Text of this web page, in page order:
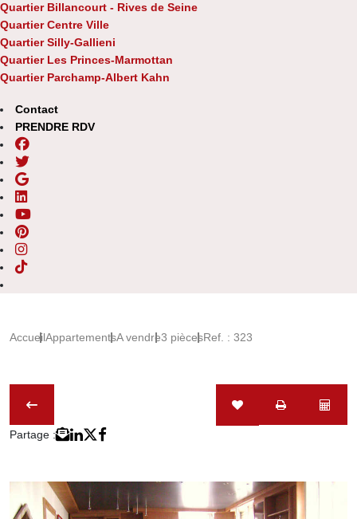
Quartier Billancourt - Rives de Seine
Quartier Centre Ville
Quartier Silly-Gallieni
Quartier Les Princes-Marmottan
Quartier Parchamp-Albert Kahn
Contact
PRENDRE RDV
AccueilAppartementsA vendre3 piècesRef. : 323
Partage :